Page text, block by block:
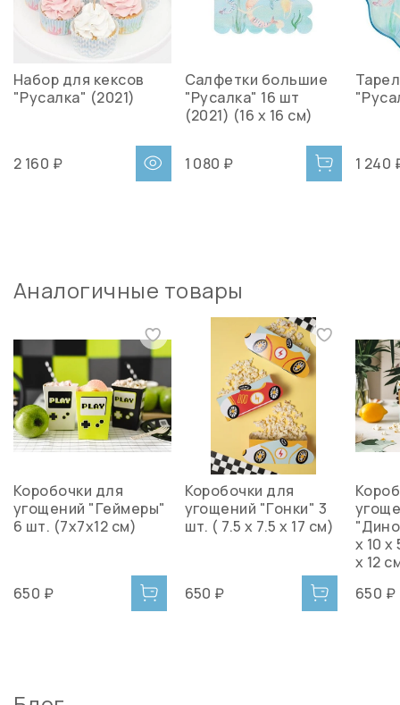
Набор для кексов
"Русалка" (2021)
2 160 ₽
Салфетки большие
"Русалка" 16 шт
(2021) (16 х 16 см)
1 080 ₽ 1 240
Аналогичные товары
Коробочки для
угощений "Геймеры"
6 шт. (7х7х12 см)
650 ₽
Коробочки для
угощений "Гонки" 3
шт. ( 7.5 x 7.5 x 17 см)
650 ₽
х 10
х 12
650 ₽